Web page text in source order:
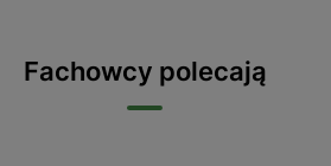
Fachowcy polecają